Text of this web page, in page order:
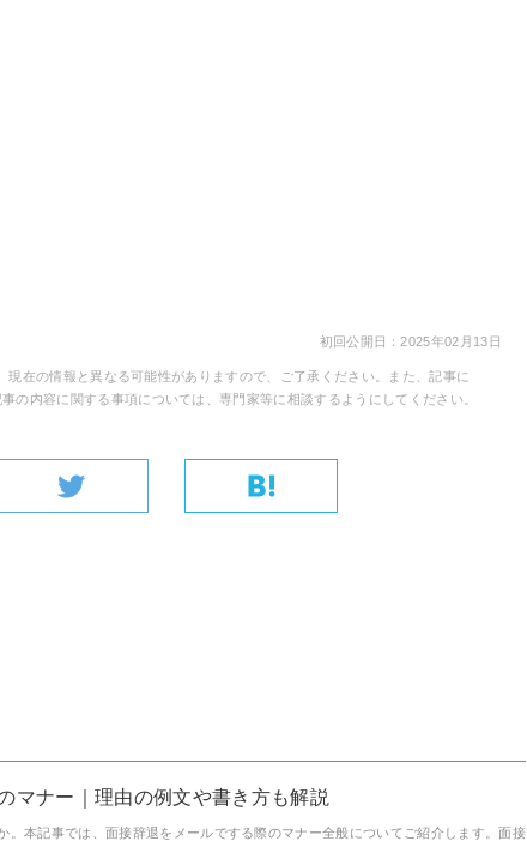
初回公開日：2025年02月13日
在の情報と異なる可能性がありますので、ご了承ください。また、記事に
の内容に関する事項については、専門家等に相談するようにしてください。
マナー｜理由の例文や書き方も解説
。本記事では、面接辞退をメールでする際のマナー全般についてご紹介します。面接